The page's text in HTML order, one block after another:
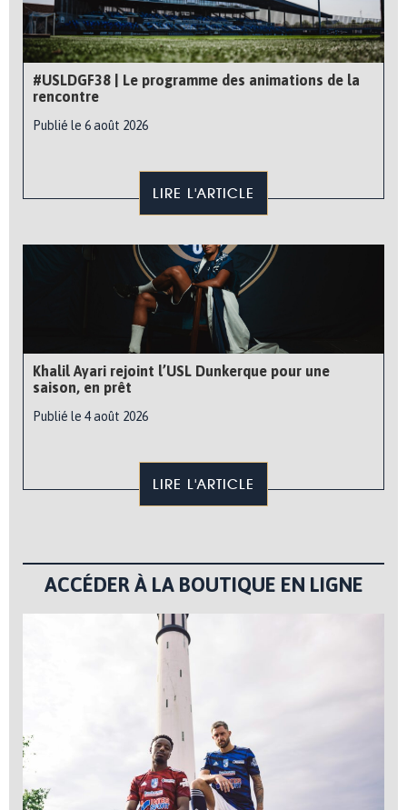
#USLDGF38 | Le programme des animations de la
rencontre
Publié le 6 août 2026
LIRE L'ARTICLE
Khalil Ayari rejoint l’USL Dunkerque pour une
saison, en prêt
Publié le 4 août 2026
LIRE L'ARTICLE
ACCÉDER À LA BOUTIQUE EN LIGNE